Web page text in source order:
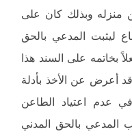
منزله وبذلك كان على
ليثبت المدعي بالحق
بخاتمه على السند هذا
أعرض عن الأخذ بأدلة
عدم اعتياد الطاعن
المدعي بالحق المدني